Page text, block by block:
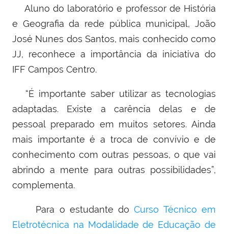
Aluno do laboratório e professor de História
e Geografia da rede pública municipal, João
José Nunes dos Santos, mais conhecido como
JJ, reconhece a importância da iniciativa do
IFF Campos Centro.
“É importante saber utilizar as tecnologias
adaptadas. Existe a carência delas e de
pessoal preparado em muitos setores. Ainda
mais importante é a troca de convívio e de
conhecimento com outras pessoas, o que vai
abrindo a mente para outras possibilidades”,
complementa.
Para o estudante doCurso Técnico em
Eletrotécnica na Modalidade de Educação de